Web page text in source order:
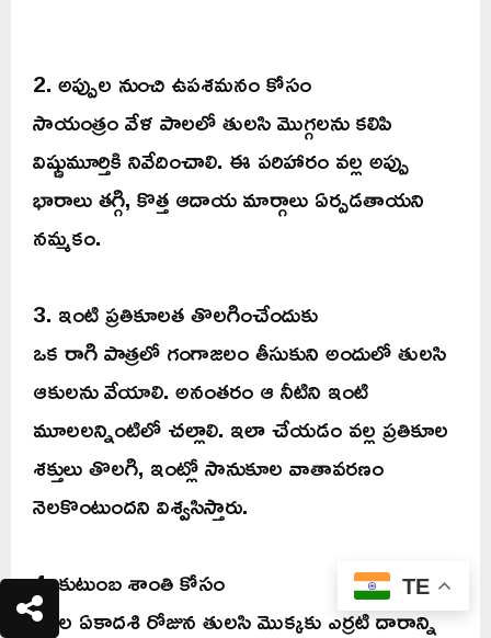
2. అప్పుల నుంచి ఉపశమనం కోసం
సాయంత్రం వేళ పాలలో తులసి మొగ్గలను కలిపి
విష్ణుమూర్తికి నివేదించాలి. ఈ పరిహారం వల్ల అప్పు
భారాలు తగ్గి, కొత్త ఆదాయ మార్గాలు ఏర్పడతాయని
నమ్మకం.
3. ఇంటి ప్రతికూలత తొలగించేందుకు
ఒక రాగి పాత్రలో గంగాజలం తీసుకుని అందులో తులసి
ఆకులను వేయాలి. అనంతరం ఆ నీటిని ఇంటి
మూలలన్నింటిలో చల్లాలి. ఇలా చేయడం వల్ల ప్రతికూల
శక్తులు తొలగి, ఇంట్లో సానుకూల వాతావరణం
నెలకొంటుందని విశ్వసిస్తారు.
4. కుటుంబ శాంతి కోసం
నిర్జల ఏకాదశి రోజున తులసి మొక్కకు ఎర్రటి దారాన్ని
TE